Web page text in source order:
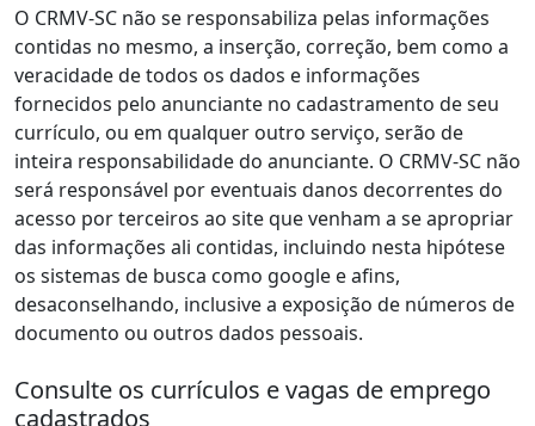
O CRMV-SC não se responsabiliza pelas informações
contidas no mesmo, a inserção, correção, bem como a
veracidade de todos os dados e informações
fornecidos pelo anunciante no cadastramento de seu
currículo, ou em qualquer outro serviço, serão de
inteira responsabilidade do anunciante. O CRMV-SC não
será responsável por eventuais danos decorrentes do
acesso por terceiros ao site que venham a se apropriar
das informações ali contidas, incluindo nesta hipótese
os sistemas de busca como google e afins,
desaconselhando, inclusive a exposição de números de
documento ou outros dados pessoais.
Consulte os currículos e vagas de emprego
cadastrados